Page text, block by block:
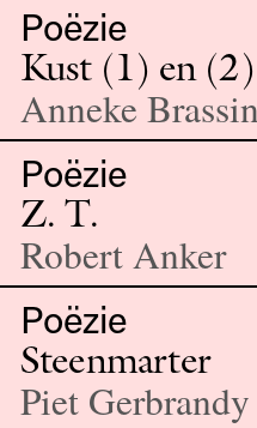
Poëzie
Kust (1) en (2)
Anneke
Poëzie
Z. T.
Robert Anker
Poëzie
Steenmarter
Piet Gerbrandy